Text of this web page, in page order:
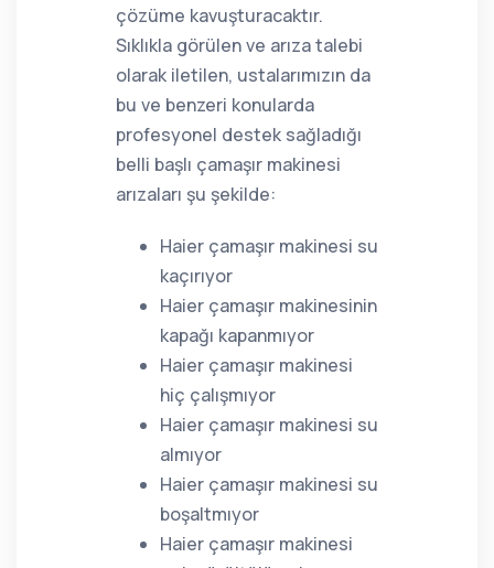
çözüme kavuşturacaktır.
Sıklıkla görülen ve arıza talebi
olarak iletilen, ustalarımızın da
bu ve benzeri konularda
profesyonel destek sağladığı
belli başlı çamaşır makinesi
arızaları şu şekilde:
Haier çamaşır makinesi su
kaçırıyor
Haier çamaşır makinesinin
kapağı kapanmıyor
Haier çamaşır makinesi
hiç çalışmıyor
Haier çamaşır makinesi su
almıyor
Haier çamaşır makinesi su
boşaltmıyor
Haier çamaşır makinesi